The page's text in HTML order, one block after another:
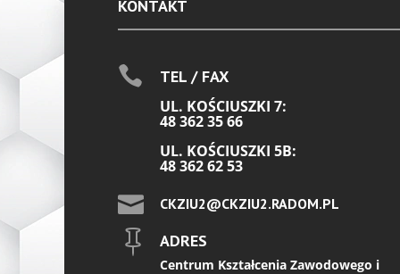
KONTAKT
 TEL / FAX
UL. KOŚCIUSZKI 7:
48 362 35 66
UL. KOŚCIUSZKI 5B:
48 362 62 53
 CKZIU2@CKZIU2.RADOM.PL
 ADRES
Centrum Kształcenia Zawodowego i